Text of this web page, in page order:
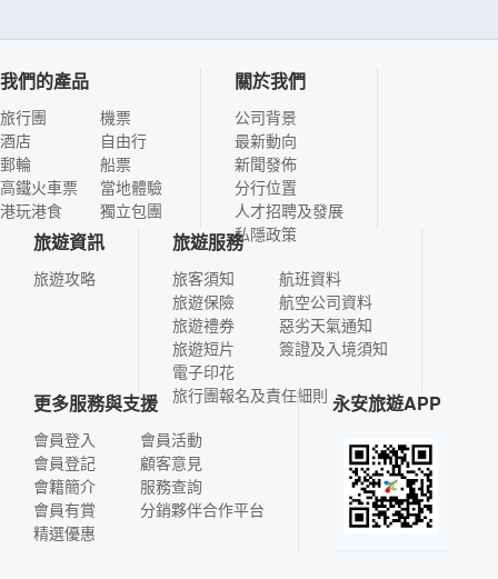
我們的產品
旅行團
酒店
郵輪
高鐵火車票
港玩港食
機票
自由行
船票
當地體驗
獨立包團
關於我們
公司背景
最新動向
新聞發佈
分行位置
人才招聘及發展
私隱政策
旅遊資訊
旅遊攻略
旅遊服務
旅客須知
旅遊保險
旅遊禮券
旅遊短片
電子印花
航班資料
航空公司資料
惡劣天氣通知
簽證及入境須知
旅行團報名及責任細則
更多服務與支援
會員登入
會員登記
會籍簡介
會員有賞
精選優惠
會員活動
顧客意見
服務查詢
分銷夥伴合作平台
永安旅遊APP